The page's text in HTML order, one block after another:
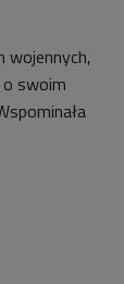
wojennych,
swoim